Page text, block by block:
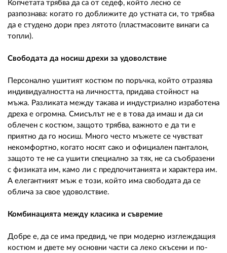
Копчетата трябва да са от седеф, който лесно се
разпознава: когато го доближите до устната си, то трябва
да е студено дори през лятото (пластмасовите винаги са
топли).
Свободата да носиш дрехи за удоволствие
Персонално ушитият костюм по поръчка, който отразява
индивидуалността на личността, придава стойност на
мъжа. Разликата между такава и индустриално изработена
дреха е огромна. Смисълът не е в това да имаш и да си
облечен с костюм, защото трябва, важното е да ти е
приятно да го носиш. Много често мъжете се чувстват
некомфортно, когато носят сако и официален панталон,
защото те не са ушити специално за тях, не са съобразени
с физиката им, камо ли с предпочитанията и характера им.
А елегантният мъж е този, който има свободата да се
облича за свое удоволствие.
Комбинацията между класика и съвремие
Добре е, да се има предвид, че при модерно изглеждащия
костюм и двете му основни части са леко скъсени и по-